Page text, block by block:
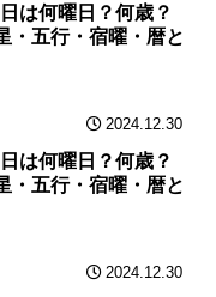
は何曜日？何歳？
・五行・宿曜・暦と
2024.12.30
は何曜日？何歳？
・五行・宿曜・暦と
2024.12.30